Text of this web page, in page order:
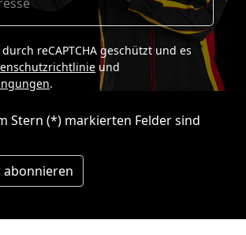
reCAPTCHA geschützt und es
und
.
Stern (*) markierten Felder sind